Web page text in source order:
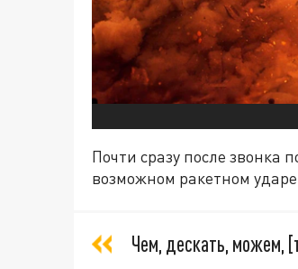
Почти сразу после звонка
возможном ракетном
Чем, дескать, можем,